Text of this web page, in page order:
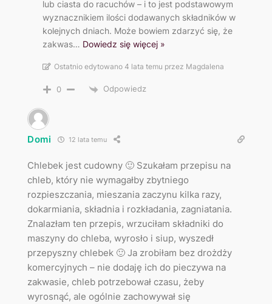
lub ciasta do racuchów – i to jest podstawowym
wyznacznikiem ilości dodawanych składników w
kolejnych dniach. Może bowiem zdarzyć się, że
zakwas… Dowiedz się więcej »
Ostatnio edytowano 4 lata temu przez Magdalena
0 Odpowiedz
Domi 12 lata temu
Chlebek jest cudowny 🙂 Szukałam przepisu na
chleb, który nie wymagałby zbytniego
rozpieszczania, mieszania zaczynu kilka razy,
dokarmiania, składnia i rozkładania, zagniatania.
Znalazłam ten przepis, wrzuciłam składniki do
maszyny do chleba, wyrosło i siup, wyszedł
przepyszny chlebek 🙂 Ja zrobiłam bez drożdży
komercyjnych – nie dodaję ich do pieczywa na
zakwasie, chleb potrzebował czasu, żeby
wyrosnąć, ale ogólnie zachowywał się